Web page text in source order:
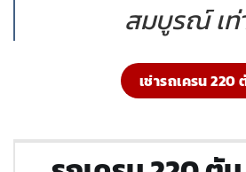
สมบูรณ์ เท่
เช่ารถเครน 220